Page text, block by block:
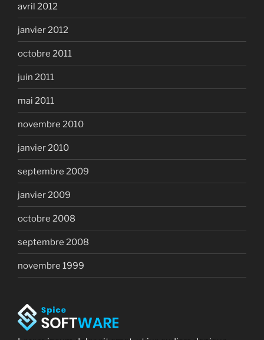
avril 2012
janvier 2012
octobre 2011
juin 2011
mai 2011
novembre 2010
janvier 2010
septembre 2009
janvier 2009
octobre 2008
septembre 2008
novembre 1999